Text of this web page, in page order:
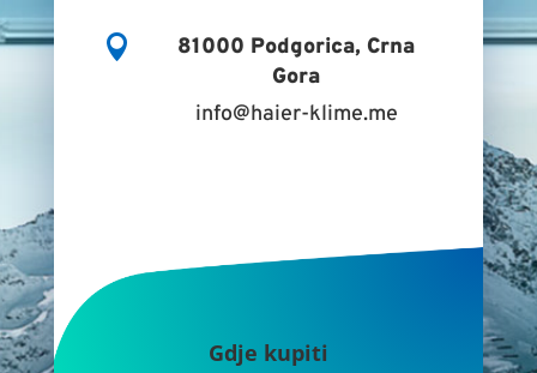

81000 Podgorica, Crna
Gora
info@haier-klime.me
Gdje kupiti